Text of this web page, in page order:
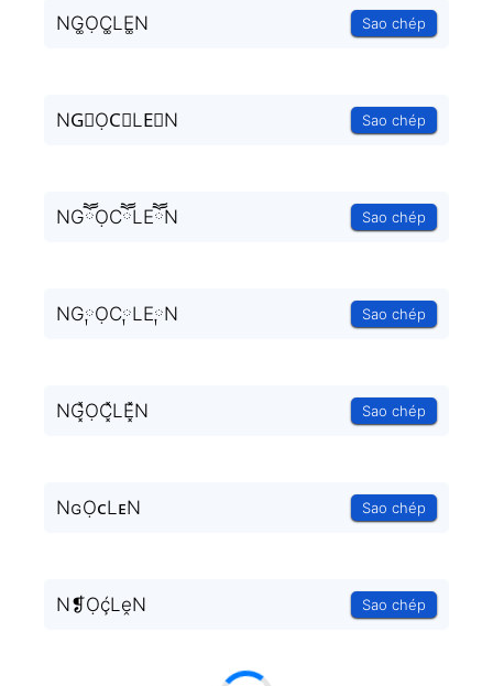
NG͚ỌC͚LE͚N Sao chép
NG⃒ỌC⃒LE⃒N Sao chép
NGཽỌCཽLEཽN Sao chép
NG༙ỌC༙LE༙N Sao chép
NG͓̽ỌC͓̽LE͓̽N Sao chép
NɢỌᴄLᴇN Sao chép
N❡ỌḉLḙN Sao chép